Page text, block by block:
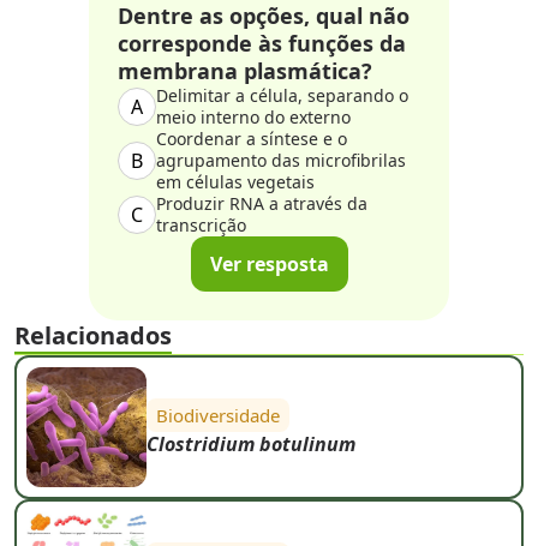
Dentre as opções, qual não
corresponde às funções da
membrana plasmática?
A
Delimitar a célula, separando o
meio interno do externo
B
Coordenar a síntese e o
agrupamento das microfibrilas
em células vegetais
C
Produzir RNA a através da
transcrição
Ver resposta
Relacionados
Biodiversidade
Clostridium botulinum